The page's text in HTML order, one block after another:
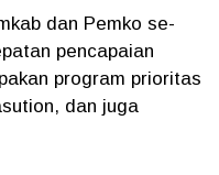
dan Pemko se-
pencapaian
program prioritas
dan juga